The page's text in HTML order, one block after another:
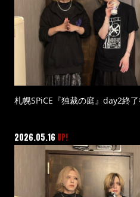
札幌SPiCE『独裁の庭』day2終
2026.05.16 UP!